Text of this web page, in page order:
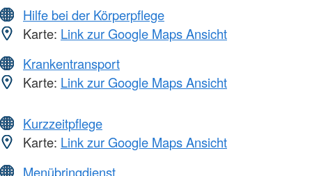
Hilfe bei der Körperpflege
Karte: Link zur Google Maps Ansicht
Krankentransport
Karte: Link zur Google Maps Ansicht
Kurzzeitpflege
Karte: Link zur Google Maps Ansicht
Menübringdienst